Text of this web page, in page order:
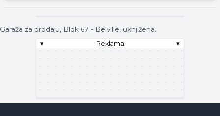
Garaža za prodaju, Blok 67 - Belville, uknjižena.
▾ Reklama ▾
▾ Reklama ▾